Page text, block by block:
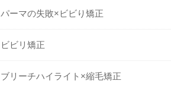
パーマの失敗×ビビり矯正
ビビリ矯正
ブリーチハイライト×縮毛矯正